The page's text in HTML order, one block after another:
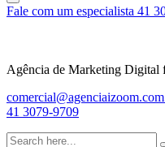
Fale com um especialista 41
Agência de Marketing Digital
41 3079-9709